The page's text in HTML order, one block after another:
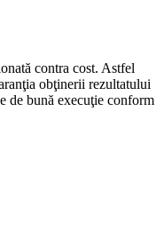
contra cost. Astfel
obţinerii rezultatului
de bună execuţie conform